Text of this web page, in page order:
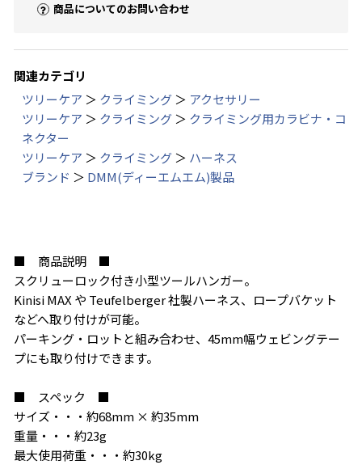
商品についてのお問い合わせ
お買い物を続ける カートへ進む
関連カテゴリ
ツリーケア ＞ クライミング ＞ アクセサリー
ツリーケア ＞ クライミング ＞ クライミング用カラビナ・コ
ネクター
ツリーケア ＞ クライミング ＞ ハーネス
ブランド ＞ DMM(ディーエムエム)製品
■ 商品説明 ■
スクリューロック付き小型ツールハンガー。
Kinisi MAX や Teufelberger 社製ハーネス、ロープバケット
などへ取り付けが可能。
パーキング・ロットと組み合わせ、45mm幅ウェビングテー
プにも取り付けできます。
■ スペック ■
サイズ・・・約68mm × 約35mm
重量・・・約23g
最大使用荷重・・・約30kg